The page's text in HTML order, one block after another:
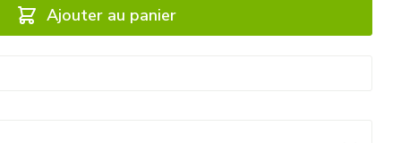
Ajouter au panier